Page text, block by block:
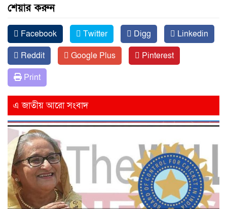
শেয়ার করুন
Facebook Twitter Digg
Linkedin
Reddit
Google Plus
Pinterest
Print
এ জাতীয় আরো সংবাদ